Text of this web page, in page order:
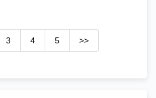
3 4 5 >>